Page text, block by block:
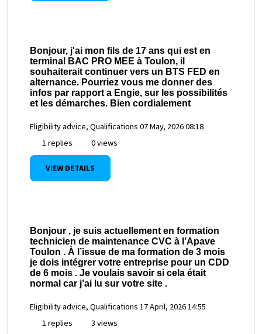
Bonjour, j'ai mon fils de 17 ans qui est en
terminal BAC PRO MEE à Toulon, il
souhaiterait continuer vers un BTS FED en
alternance. Pourriez vous me donner des
infos par rapport a Engie, sur les possibilités
et les démarches. Bien cordialement
Eligibility advice, Qualifications 07 May, 2026 08:18
1 replies
0 views
VIEW DETAILS
Bonjour , je suis actuellement en formation
technicien de maintenance CVC à l’Apave
Toulon . À l’issue de ma formation de 3 mois
je dois intégrer votre entreprise pour un CDD
de 6 mois . Je voulais savoir si cela était
normal car j’ai lu sur votre site .
Eligibility advice, Qualifications 17 April, 2026 14:55
1 replies
3 views